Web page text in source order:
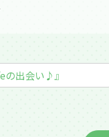
出会い♪』